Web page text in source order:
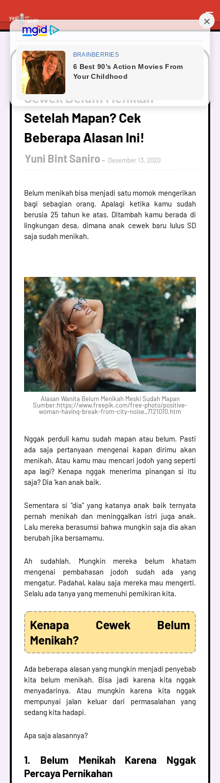
Beranda Curhatan
Cewek Belum Menikah Setelah
Mapan? Cek Beberapa Alasan Ini!
Cewek Belum Menikah
Setelah Mapan? Cek
Beberapa Alasan Ini!
Yuni Bint Saniro Desember 13, 2020
Belum menikah bisa menjadi satu momok mengerikan
bagi sebagian orang. Apalagi ketika kamu sudah
berusia 25 tahun ke atas. Ditambah kamu berada di
lingkungan desa, dimana anak cewek baru lulus SD
saja sudah menikah.
Alasan Wanita Belum Menikah Meski Sudah Mapan
Sumber:https://www.freepik.com/free-photo/positive-
woman-having-break-from-city-noise_7121010.htm
Nggak perduli kamu sudah mapan atau belum. Pasti
ada saja pertanyaan mengenai kapan dirimu akan
menikah. Atau kamu mau mencari jodoh yang seperti
apa lagi? Kenapa nggak menerima pinangan si itu
saja? Dia 'kan anak baik.
Sementara si "dia" yang katanya anak baik ternyata
pernah menikah dan meninggalkan istri juga anak.
Lalu mereka berasumsi bahwa mungkin saja dia akan
berubah jika bersamamu.
Ah sudahlah. Mungkin mereka belum khatam
mengenai pembahasan jodoh sudah ada yang
mengatur. Padahal, kalau saja mereka mau mengerti.
Selalu ada tanya yang memenuhi pemikiran kita.
Kenapa Cewek Belum
Menikah?
Ada beberapa alasan yang mungkin menjadi penyebab
kita belum menikah. Bisa jadi karena kita nggak
menyadarinya. Atau mungkin karena kita nggak
mempunyai jalan keluar dari permasalahan yang
sedang kita hadapi.
Apa saja alasannya?
1. Belum Menikah Karena Nggak
Percaya Pernikahan